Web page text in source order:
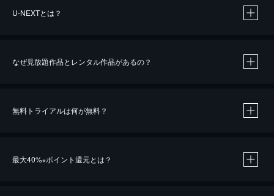
U-NEXTとは？
なぜ見放題作品とレンタル作品があるの？
無料トライアルは何が無料？
最大40%※ポイント還元とは？